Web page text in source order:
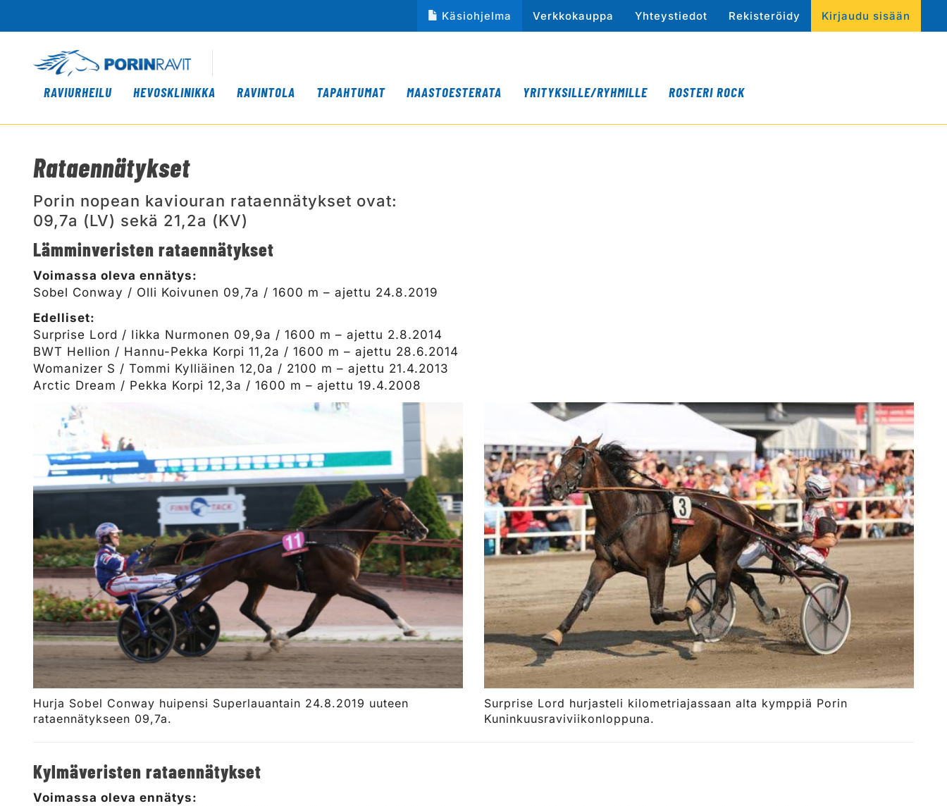
Käsiohjelma Verkkokauppa Yhteystiedot Rekisteröidy Kirjaudu sisään
RAVIURHEILU HEVOSKLINIKKA RAVINTOLA TAPAHTUMAT MAASTOESTERATA YRITYKSILLE/RYHMILLE ROSTERI ROCK
Rataennätykset
Porin nopean kaviouran rataennätykset ovat:
09,7a (LV) sekä 21,2a (KV)
Lämminveristen rataennätykset
Voimassa oleva ennätys:
Sobel Conway / Olli Koivunen 09,7a / 1600 m – ajettu 24.8.2019
Edelliset:
Surprise Lord / Iikka Nurmonen 09,9a / 1600 m – ajettu 2.8.2014
BWT Hellion / Hannu-Pekka Korpi 11,2a / 1600 m – ajettu 28.6.2014
Womanizer S / Tommi Kylliäinen 12,0a / 2100 m – ajettu 21.4.2013
Arctic Dream / Pekka Korpi 12,3a / 1600 m – ajettu 19.4.2008
Hurja Sobel Conway huipensi Superlauantain 24.8.2019 uuteen
rataennätykseen 09,7a.
Surprise Lord hurjasteli kilometriajassaan alta kymppiä Porin
Kuninkuusraviviikonloppuna.
Kylmäveristen rataennätykset
Voimassa oleva ennätys: